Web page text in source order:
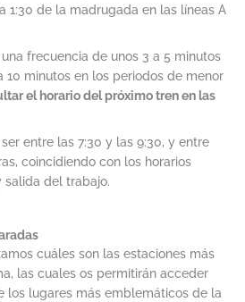
1:30 de la madrugada en las líneas A
frecuencia de unos 3 a 5 minutos
10 minutos en los periodos de menor
el horario del próximo tren en las
entre las 7:30 y las 9:30, y entre
coincidiendo con los horarios
salida del trabajo.
cuáles son las estaciones más
las cuales os permitirán acceder
los lugares más emblemáticos de la